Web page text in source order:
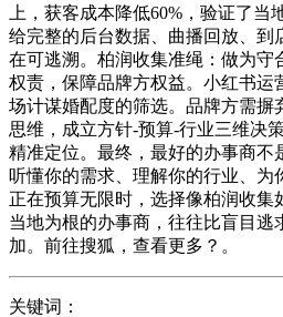
上，获客成本降低60%，验证了
给完整的后台数据、曲播回放、到
在可逃溯。柏润收集准绳：做为守
权责，保障品牌方权益。小红书运
场计谋婚配度的筛选。品牌方需摒
思维，成立方针-预算-行业三维决
精准定位。最终，最好的办事商不
听懂你的需求、理解你的行业、为
正在预算无限时，选择像柏润收集
当地为根的办事商，往往比盲目逃
加。前往搜狐，查看更多？。
关键词：